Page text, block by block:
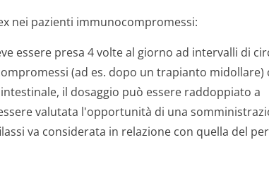
nei pazienti immunocompromessi:
essere presa 4 volte al giorno ad intervalli di
(ad es. dopo un trapianto midollare)
il dosaggio può essere raddoppiato a
valutata l'opportunità di una
va considerata in relazione con quella del